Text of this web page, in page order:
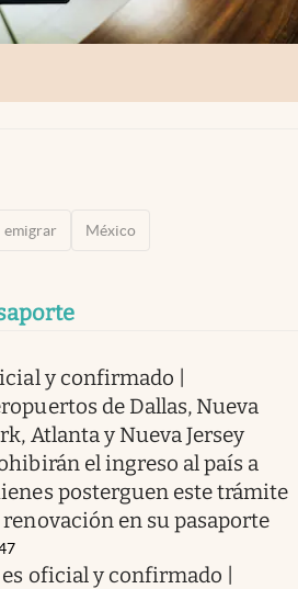
emigrar México
y confirmado |
de Dallas, Nueva
Atlanta y Nueva Jersey
el ingreso al país a
posterguen este trámite
renovación en su pasaporte
es oficial y confirmado |